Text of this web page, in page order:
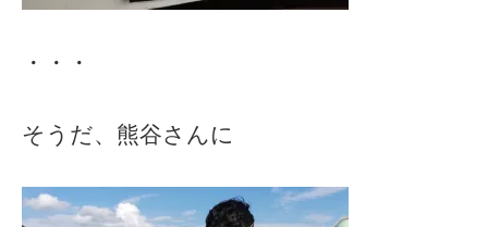
・・・
そうだ、熊谷さんに